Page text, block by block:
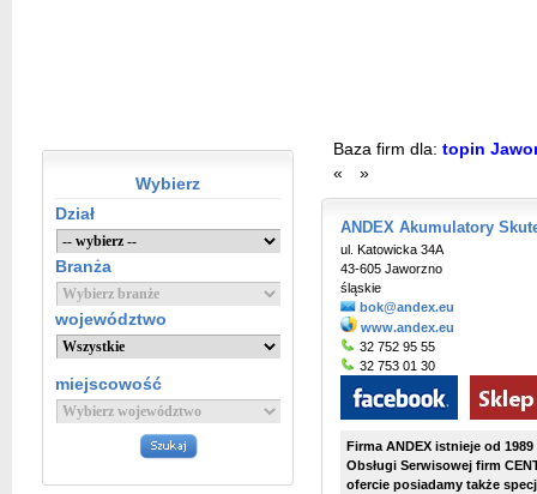
Wybierz
Dział
Branża
województwo
miejscowość
Baza firm dla: topin
«
»
ANDEX Akumulatory
ul. Katowicka 34A
43-605 Jaworzno
śląskie
bok@andex.eu
www.andex.eu
32 752 95 55
32 753 01 30
Firma ANDEX istnieje od
Obsługi Serwisowej firm
ofercie posiadamy także